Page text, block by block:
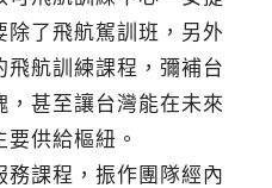
了飛航駕訓班，另外
航訓練課程，彌補台
甚至讓台灣能在未來
供給樞紐。
務課程，振作團隊經內